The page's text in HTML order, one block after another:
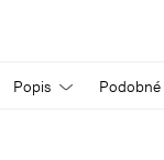
Popis Podobné